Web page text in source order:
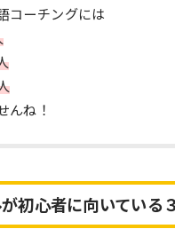
コーチングには
んね！
初心者に向いている